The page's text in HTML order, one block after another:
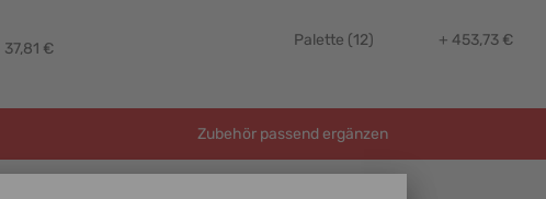
37,81 € Palette (12) + 453,73 €
Zubehör passend ergänzen